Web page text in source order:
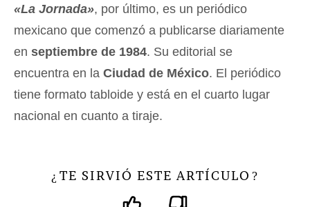
«La Jornada», por último, es un periódico
mexicano que comenzó a publicarse diariamente
en septiembre de 1984. Su editorial se
encuentra en la Ciudad de México. El periódico
tiene formato tabloide y está en el cuarto lugar
nacional en cuanto a tiraje.
¿ TE SIRVIÓ ESTE ARTÍCULO ?